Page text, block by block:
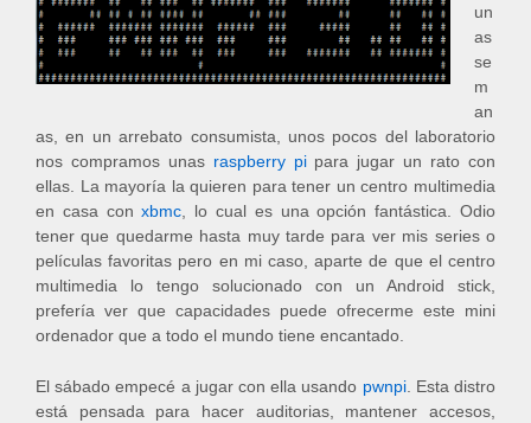
un
as
se
m
an
as, en un arrebato consumista, unos pocos del laboratorio
nos compramos unas raspberry pipara jugar un rato con
ellas. La mayoría la quieren para tener un centro multimedia
en casa conxbmc , lo cual es una opción fantástica. Odio
tener que quedarme hasta muy tarde para ver mis series o
películas favoritas pero en mi caso, aparte de que el centro
multimedia lo tengo solucionado con un Android stick,
prefería ver que capacidades puede ofrecerme este mini
ordenador que a todo el mundo tiene encantado.
El sábado empecé a jugar con ella usando pwnpi. Esta distro
está pensada para hacer auditorias, mantener accesos,